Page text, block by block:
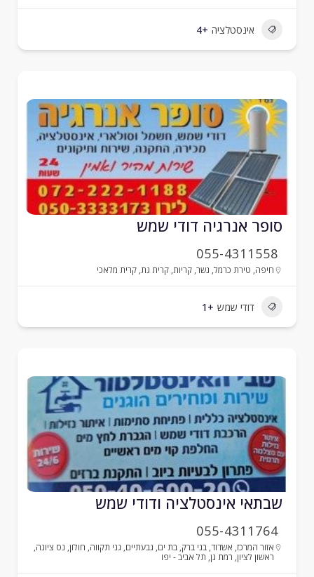
אינסטלציה +4
אנרגיה דודי שמש
055-4311558
טירת כרמל,נשר ,קריות,קרית גת, קרית מלאכי
דודי שמש +1
אינסטלציה ודודי שמש
055-4311764
אזור המרכז,אשדוד,בני ברק,בת ים,גבעתיים, גני תקווה ,חולון,נס ציונה,
ראשון לציון,רמת גן,תל אביב - יפו